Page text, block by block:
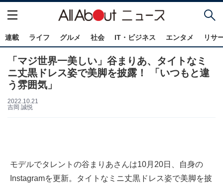
連載 ライフ グルメ 社会 IT・ビジネス エンタメ リサ
「マジ世界一美しい」谷まりあ、タイトなミ
ニ丈黒ドレス姿で美脚を披露！ 「いつもと違
う雰囲気」
2022.10.21
吉岡 誠悦
モデルでタレントの谷まりあさんは10月20日、自身の
Instagramを更新。タイトなミニ丈黒ドレス姿で美脚を披